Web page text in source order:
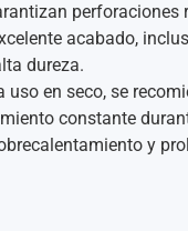
perforaciones
acabado,
dureza.
uso en seco, se
constante
y